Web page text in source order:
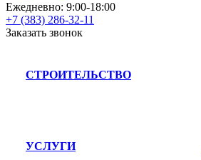
Ежедневно: 9:00-18:00
+7 (383) 286-32-11
Заказать звонок
СТРОИТЕЛЬСТВО
УСЛУГИ